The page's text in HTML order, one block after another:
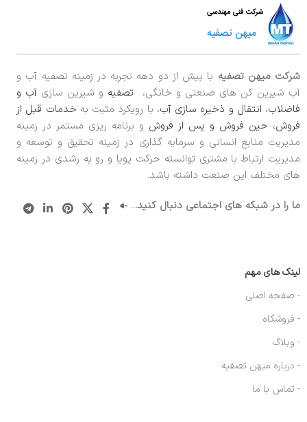
شرکت میهن تصفیه با بیش از دو دهه تجربه در زمینه تصفیه آب و
آب شیرین کن های صنعتی و خانگی،
تصفیه و شیرین سازی آب و
فاضلاب، انتقال و ذخیره سازی آب، با رویکرد مثبت به خدمات قبل از
فروش، حین فروش و پس از فروش و برنامه ریزی مستمر در زمینه
مدیریت منابع انسانی و سرمایه گذاری در زمینه تحقیق و توسعه و
مدیریت ارتباط با مشتری توانسته حرکت پویا و رو به رشدی در زمینه
های مختلف این صنعت داشته باشد.
ما را در شبکه های اجتماعی دنبال کنید...
لینک های مهم
- صفحه اصلی
- فروشگاه
- وبلاگ
- درباره میهن تصفیه
- تماس با ما